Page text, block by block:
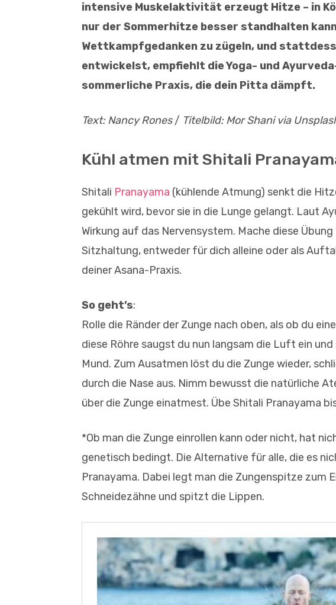
intensive Muskelaktivität erzeugt Hitze – in
nur der Sommerhitze besser standhalten
Wettkampfgedanken zu zügeln, und
entwickelst, empfiehlt die Yoga- und
sommerliche Praxis, die dein Pitta dämpft.
Text: Nancy Rones/ Titelbild: Mor Shani via
Kühl atmen mit Shitali
Shitali Pranayama (kühlende Atmung) senkt die
gekühlt wird, bevor sie in die Lunge gelangt. Laut
Wirkung auf das Nervensystem. Mache diese
Sitzhaltung, entweder für dich alleine oder als
deiner Asana-Praxis.
So geht’s:
Rolle die Ränder der Zunge nach oben, als ob du
diese Röhre saugst du nun langsam die Luft ein
Mund. Zum Ausatmen löst du die Zunge wieder,
durch die Nase aus. Nimm bewusst die natürliche
über die Zunge einatmest. Übe Shitali Pranayama
*Ob man die Zunge einrollen kann oder nicht, hat
genetisch bedingt. Die Alternative für alle, die es
Pranayama. Dabei legt man die Zungenspitze zum
Schneidezähne und spitzt die Lippen.